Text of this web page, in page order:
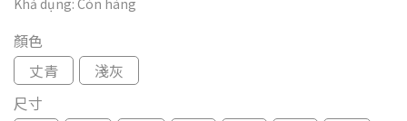
Khả dụng: Còn hàng
顏色
丈青
淺灰
尺寸